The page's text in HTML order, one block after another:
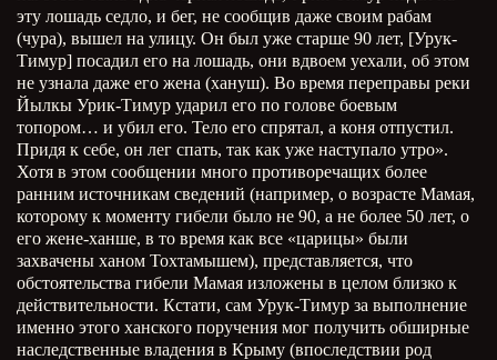
эту лошадь седло, и бег, не сообщив даже своим рабам
(чура), вышел на улицу. Он был уже старше 90 лет, [Урук-
Тимур] посадил его на лошадь, они вдвоем уехали, об этом
не узнала даже его жена (хануш). Во время переправы реки
Йылкы Урик-Тимур ударил его по голове боевым
топором… и убил его. Тело его спрятал, а коня отпустил.
Придя к себе, он лег спать, так как уже наступало утро».
Хотя в этом сообщении много противоречащих более
ранним источникам сведений (например, о возрасте Мамая,
которому к моменту гибели было не 90, а не более 50 лет, о
его жене-ханше, в то время как все «царицы» были
захвачены ханом Тохтамышем), представляется, что
обстоятельства гибели Мамая изложены в целом близко к
действительности. Кстати, сам Урук-Тимур за выполнение
именно этого ханского поручения мог получить обширные
наследственные владения в Крыму (впоследствии род